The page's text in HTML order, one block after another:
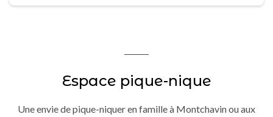
Espace pique-nique
Une envie de pique-niquer en famille à Montchavin ou aux